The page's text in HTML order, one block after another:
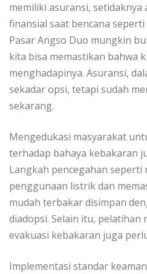
memiliki asuransi, setidaknya
finansial saat bencana
Pasar Angso Duo mungkin
kita bisa memastikan bahwa
menghadapinya. Asuransi,
sekadar opsi, tetapi sudah
sekarang.
Mengedukasi masyarakat
terhadap bahaya kebakaran
Langkah pencegahan seperti
penggunaan listrik dan
mudah terbakar disimpan
diadopsi. Selain itu,
evakuasi kebakaran juga
Implementasi standar